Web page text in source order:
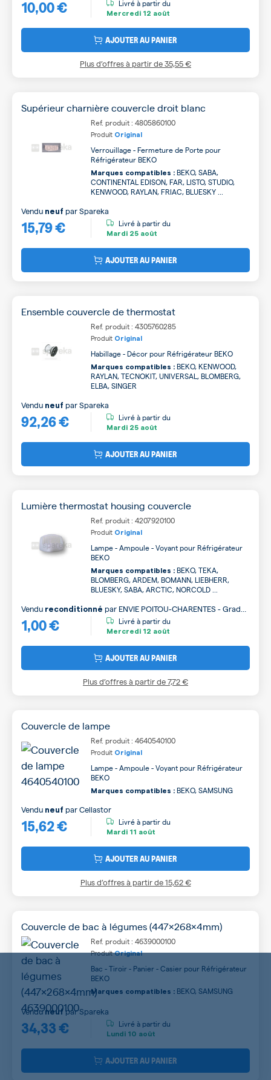
10,00 € Livré à partir du
Mercredi 12 août
AJOUTER AU PANIER
Plus d’offres à partir de35,55 €
Supérieur charnière couvercle droit blanc
Ref. produit : 4805860100
Produit Original
Verrouillage - Fermeture de Porte pour
Réfrigérateur BEKO
Marques compatibles : BEKO, SABA,
CONTINENTAL EDISON, FAR, LISTO, STUDIO,
KENWOOD, RAYLAN, FRIAC, BLUESKY ...
15,79 €
Vendu neuf parSpareka
Livré à partir du
Mardi 25 août
AJOUTER AU PANIER
Ensemble couvercle de thermostat
Ref. produit : 4305760285
Produit Original
Habillage - Décor pour Réfrigérateur BEKO
Marques compatibles : BEKO, KENWOOD,
RAYLAN, TECNOKIT, UNIVERSAL, BLOMBERG,
ELBA, SINGER
92,26 €
Vendu neuf parSpareka
Livré à partir du
Mardi 25 août
AJOUTER AU PANIER
Lumière thermostat housing couvercle
Ref. produit : 4207920100
Produit Original
Lampe - Ampoule - Voyant pour Réfrigérateur
BEKO
Marques compatibles : BEKO, TEKA,
BLOMBERG, ARDEM, BOMANN, LIEBHERR,
BLUESKY, SABA, ARCTIC, NORCOLD ...
1,00 €
Vendu reconditionné par ENVIE POITOU-CHARENTES - Grade
B
Livré à partir du
Mercredi 12 août
AJOUTER AU PANIER
Plus d’offres à partir de7,72 €
Couvercle de lampe
Ref. produit : 4640540100
Produit Original
Lampe - Ampoule - Voyant pour Réfrigérateur
BEKO
Marques compatibles : BEKO, SAMSUNG
15,62 €
Vendu neuf parCellastor
Livré à partir du
Mardi 11 août
AJOUTER AU PANIER
Plus d’offres à partir de15,62 €
Couvercle de bac à légumes (447x268x4mm)
Ref. produit : 4639000100
ProduitOriginal
Bac - Tiroir - Panier - Casier pour Réfrigérateur
BEKO
Marques compatibles : BEKO, SAMSUNG
34,33 €
Venduneuf parSpareka
Livré à partir du
Lundi 10 août
AJOUTER AU PANIER